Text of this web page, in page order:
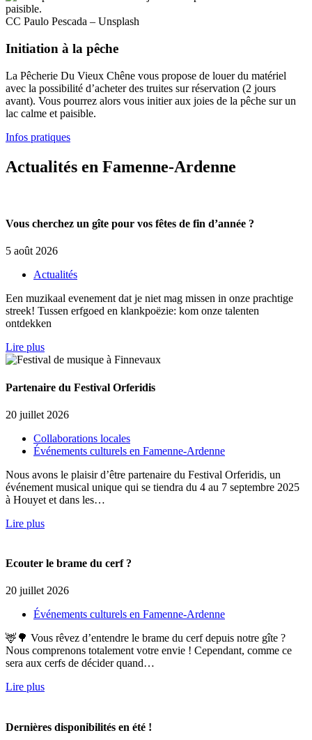
CC Paulo Pescada – Unsplash
Initiation à la pêche
La Pêcherie Du Vieux Chêne vous propose de louer du matériel
avec la possibilité d’acheter des truites sur réservation (2 jours
avant). Vous pourrez alors vous initier aux joies de la pêche sur un
lac calme et paisible.
Infos pratiques
Actualités en Famenne-Ardenne
Vous cherchez un gîte pour vos fêtes de fin d’année ?
5 août 2026
Actualités
Een muzikaal evenement dat je niet mag missen in onze prachtige
streek! Tussen erfgoed en klankpoëzie: kom onze talenten
ontdekken
Lire plus
Partenaire du Festival Orferidis
20 juillet 2026
Collaborations locales
Événements culturels en Famenne-Ardenne
Nous avons le plaisir d’être partenaire du Festival Orferidis, un
événement musical unique qui se tiendra du 4 au 7 septembre 2025
à Houyet et dans les…
Lire plus
Ecouter le brame du cerf ?
20 juillet 2026
Événements culturels en Famenne-Ardenne
🦌🌳 Vous rêvez d’entendre le brame du cerf depuis notre gîte ?
Nous comprenons totalement votre envie ! Cependant, comme ce
sera aux cerfs de décider quand…
Lire plus
Dernières disponibilités en été !